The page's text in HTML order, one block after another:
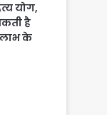
योग,
है
के